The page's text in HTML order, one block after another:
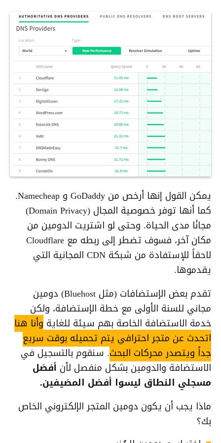
يمكن القول إنها أرخص من GoDaddy و Namecheap.
كما أنها توفر خصوصية المجال (Domain Privacy)
مجانًا مدى الحياة. وحتى لو اشتريت الدومين من
مكان آخر، فسوف تضطر إلى ربطه مع Cloudflare
لاحقاً للإستفادة من شبكة CDN المجانية التي
يقدموها.
تقدم بعض الإستضافات (مثل Bluehost) دومين
مجاني للسنة الأولى مع خطة الإستضافة، ولكن
خدمة الاستضافة الخاصة بهم سيئة للغاية وأنا هنا
اتحدث عن متجر احترافي يتم تحميله بوقت سريع
جداً ويتصدر محركات البحث. سنقوم بالتسجيل في
الاستضافة والدومين بشكل منفصل لأن أفضل
مسجلي النطاق ليسوا أفضل المضيفين.
ماذا يجب أن يكون دومين المتجر الإلكتروني الخاص
بك؟